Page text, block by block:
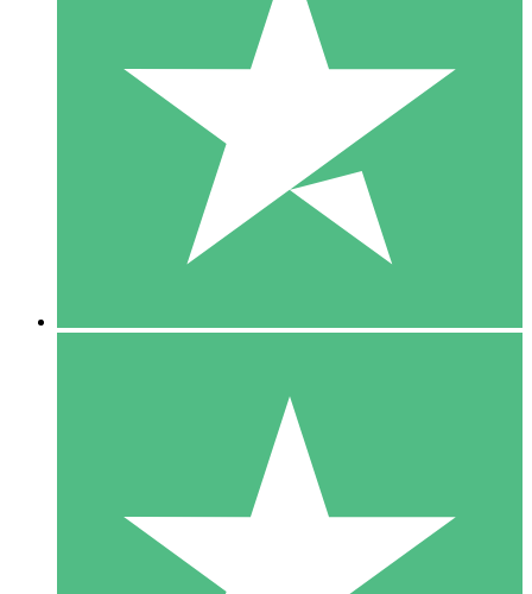
Packs de Crédits Individuels
Payez à l'utilisation avec des crédits de téléchargement. Sans
1 Téléchargement
10 00
10 Téléchargements
20 00